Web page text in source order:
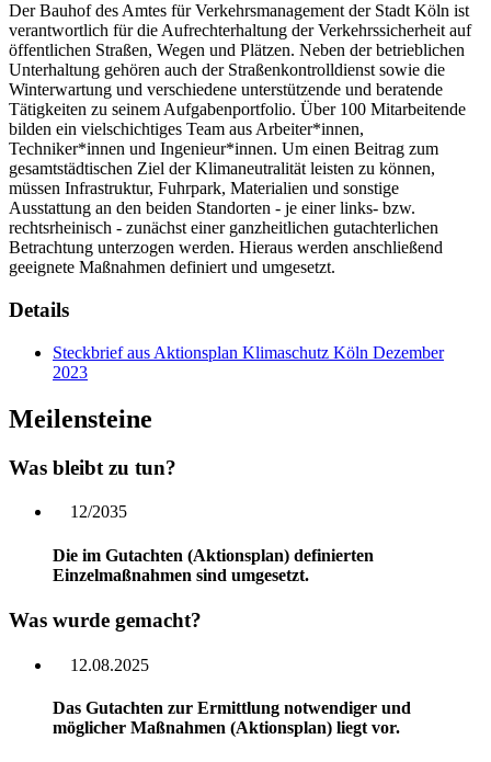
Der Bauhof des Amtes für Verkehrsmanagement der Stadt Köln ist
verantwortlich für die Aufrechterhaltung der Verkehrssicherheit auf
öffentlichen Straßen, Wegen und Plätzen. Neben der betrieblichen
Unterhaltung gehören auch der Straßenkontrolldienst sowie die
Winterwartung und verschiedene unterstützende und beratende
Tätigkeiten zu seinem Aufgabenportfolio. Über 100 Mitarbeitende
bilden ein vielschichtiges Team aus Arbeiter*innen,
Techniker*innen und Ingenieur*innen. Um einen Beitrag zum
gesamtstädtischen Ziel der Klimaneutralität leisten zu können,
müssen Infrastruktur, Fuhrpark, Materialien und sonstige
Ausstattung an den beiden Standorten - je einer links- bzw.
rechtsrheinisch - zunächst einer ganzheitlichen gutachterlichen
Betrachtung unterzogen werden. Hieraus werden anschließend
geeignete Maßnahmen definiert und umgesetzt.
Details
Steckbrief aus Aktionsplan Klimaschutz Köln Dezember
2023
Meilensteine
Was bleibt zu tun?
12/2035
Die im Gutachten (Aktionsplan) definierten
Einzelmaßnahmen sind umgesetzt.
Was wurde gemacht?
12.08.2025
Das Gutachten zur Ermittlung notwendiger und
möglicher Maßnahmen (Aktionsplan) liegt vor.